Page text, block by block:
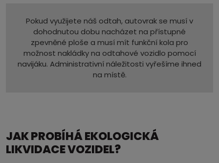
Pokud využijete náš odtah, autovrak se musí v
dohodnutou dobu nacházet na přístupné
zpevněné ploše a musí mít funkční kola pro
možnost nakládky na odtahové vozidlo pomocí
navijáku. Administrativní náležitosti vyřešíme ihned
na místě.
JAK PROBÍHÁ EKOLOGICKÁ
LIKVIDACE VOZIDEL?